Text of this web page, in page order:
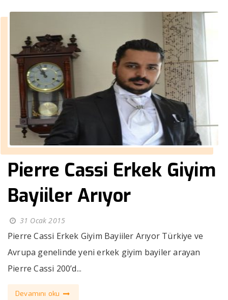
Pierre Cassi Erkek Giyim
Bayiiler Arıyor
31 Ocak 2015
Pierre Cassi Erkek Giyim Bayiiler Arıyor Türkiye ve
Avrupa genelinde yeni erkek giyim bayiler arayan
Pierre Cassi 200’d...
Devamını oku